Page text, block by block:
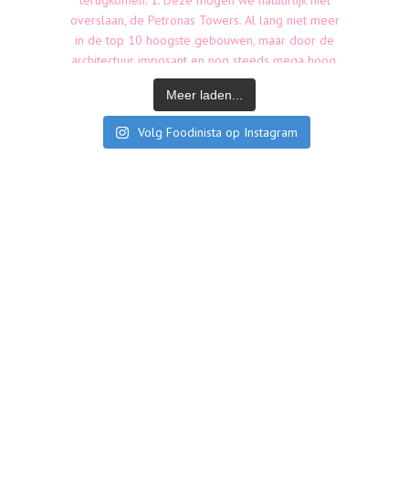
Meer laden...
Volg Foodinista op Instagram